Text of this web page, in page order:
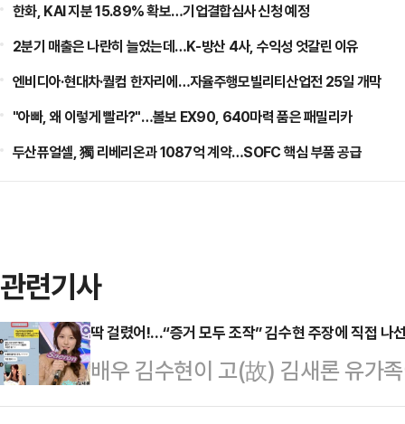
한화, KAI 지분 15.89% 확보…기업결합심사 신청 예정
2분기 매출은 나란히 늘었는데…K-방산 4사, 수익성 엇갈린 이유
엔비디아·현대차·퀄컴 한자리에…자율주행모빌리티산업전 25일 개막
"아빠, 왜 이렇게 빨라?"…볼보 EX90, 640마력 품은 패밀리카
두산퓨얼셀, 獨 리베리온과 1087억 계약…SOFC 핵심 부품 공급
관련기사
딱 걸렸어!...“증거 모두 조작” 김수현 주장에 직접 나
배우 김수현이 고(故) 김새론 유가
주장하자 누리꾼들이 조작이 아님